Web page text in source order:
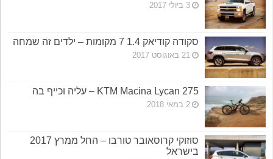
3 ביולי 2017
סקודה קודיאק 1.4 7 מקומות – ילדים זה שמחה
21 באוגוסט 2017
KTM Macina Lycan 275 – עליה וכייף בה
2 במאי 2018
סוזוקי קרוסאובר טורבו – החל ממרץ 2017
בישראל